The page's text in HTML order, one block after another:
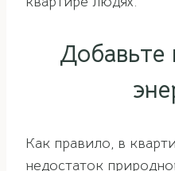
Как правило, в
недостаток